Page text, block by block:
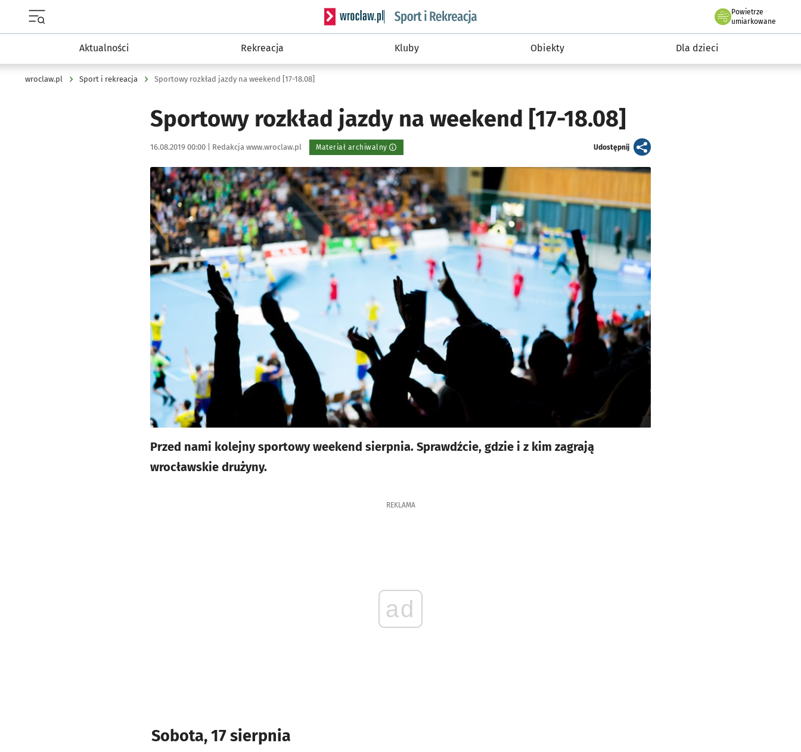
Serwis informacyjny wroclaw.pl podserwis: Sport i rekreacja
Powietrze
we Wrocławiu
umiarkowane
Aktualności Rekreacja Kluby Obiekty Dla dzieci
wroclaw.pl Sport i rekreacja Sportowy rozkład jazdy na weekend [17-18.08]
Sportowy rozkład jazdy na weekend [17-18.08]
Data publikacji:
16.08.2019 00:00 | Autor:
Redakcja www.wroclaw.pl Materiał archiwalny Udostępnijartykuł
Kliknij, aby powiększyć
Przed nami kolejny sportowy weekend sierpnia. Sprawdźcie, gdzie i z kim zagrają
wrocławskie drużyny.
REKLAMA
ad
Sobota, 17 sierpnia